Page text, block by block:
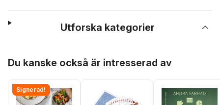
Utforska kategorier
Du kanske också är intresserad av
Signerad!